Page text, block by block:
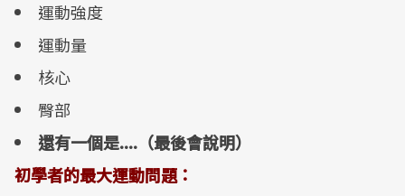
運動強度
運動量
核心
臀部
還有一個是.... （最後會說明）
初學者的最大運動問題：